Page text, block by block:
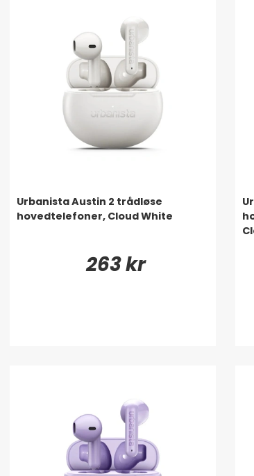
Urbanista Austin 2 trådløse
hovedtelefoner, Cloud White
263 kr